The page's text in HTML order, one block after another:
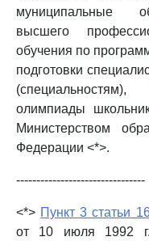
муниципальные
высшего
обучения по
подготовки
олимпиады
Министерством
Федерации <*>.
--------------------------------
<*> Пункт 3 статьи
от 10 июля 1992